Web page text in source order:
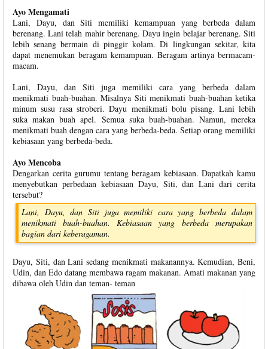
Ayo Mengamati
Lani, Dayu, dan Siti memiliki kemampuan yang berbeda dalam
berenang. Lani telah mahir berenang. Dayu ingin belajar berenang. Siti
lebih senang bermain di pinggir kolam. Di lingkungan sekitar, kita
dapat menemukan beragam kemampuan. Beragam artinya bermacam-
macam.
Lani, Dayu, dan Siti juga memiliki cara yang berbeda dalam
menikmati buah-buahan. Misalnya Siti menikmati buah-buahan ketika
minum susu rasa stroberi. Dayu menikmati bolu pisang. Lani lebih
suka makan buah apel. Semua suka buah-buahan. Namun, mereka
menikmati buah dengan cara yang berbeda-beda. Setiap orang memiliki
kebiasaan yang berbeda-beda.
Ayo Mencoba
Dengarkan cerita gurumu tentang beragam kebiasaan. Dapatkah kamu
menyebutkan perbedaan kebiasaan Dayu, Siti, dan Lani dari cerita
tersebut?
Lani, Dayu, dan Siti juga memiliki cara yang berbeda dalam
menikmati buah-buahan. Kebiasaan yang berbeda merupakan
bagian dari keberagaman.
Dayu, Siti, dan Lani sedang menikmati makanannya. Kemudian, Beni,
Udin, dan Edo datang membawa ragam makanan. Amati makanan yang
dibawa oleh Udin dan teman- teman